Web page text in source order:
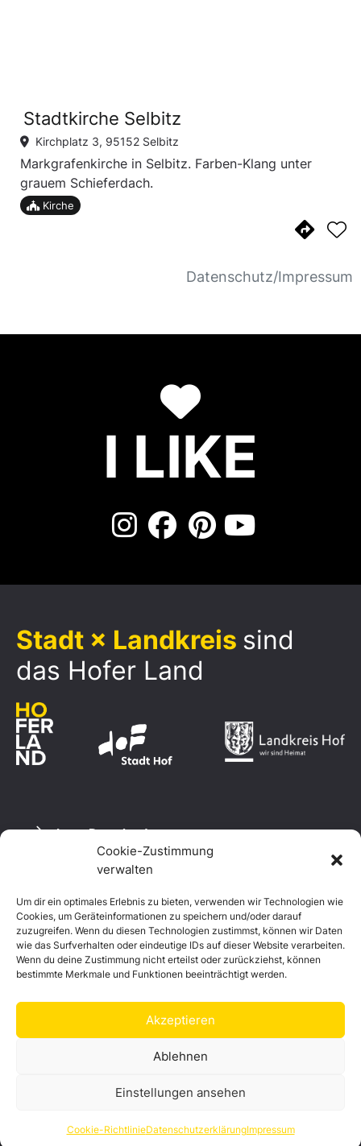
Cookie-Zustimmung
verwalten
Um dir ein optimales Erlebnis zu bieten, verwenden wir Technologien wie
Cookies, um Geräteinformationen zu speichern und/oder darauf
zuzugreifen. Wenn du diesen Technologien zustimmst, können wir Daten
wie das Surfverhalten oder eindeutige IDs auf dieser Website verarbeiten.
Wenn du deine Zustimmung nicht erteilst oder zurückziehst, können
bestimmte Merkmale und Funktionen beeinträchtigt werden.
Akzeptieren
Ablehnen
Einstellungen ansehen
Cookie-RichtlinieDatenschutzerklärungImpressum
Stadtkirche Selbitz
Kirchplatz 3, 95152 Selbitz
Markgrafenkirche in Selbitz. Farben-Klang unter
grauem Schieferdach.
Kirche
Datenschutz/Impressum
I LIKE
Stadt × Landkreis sind
das Hofer Land
Logo Download
Datenschutzerklärung
Impressum
Cookie-Richtlinie (EU)